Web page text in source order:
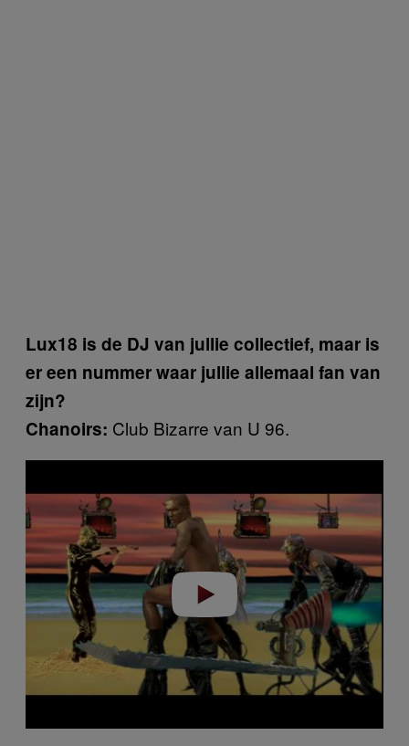
Lux18 is de DJ van jullie collectief, maar is
er een nummer waar jullie allemaal fan van
zijn?
Chanoirs: Club Bizarre van U 96.
Play video